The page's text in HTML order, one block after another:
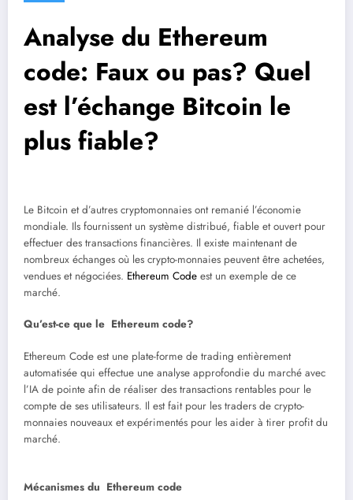
Analyse du Ethereum
code: Faux ou pas? Quel
est l’échange Bitcoin le
plus fiable?
Le Bitcoin et d’autres cryptomonnaies ont remanié l’économie
mondiale. Ils fournissent un système distribué, fiable et ouvert pour
effectuer des transactions financières. Il existe maintenant de
nombreux échanges où les crypto-monnaies peuvent être achetées,
vendues et négociées. Ethereum Code est un exemple de ce
marché.
Qu’est-ce que le Ethereum code?
Ethereum Code est une plate-forme de trading entièrement
automatisée qui effectue une analyse approfondie du marché avec
l’IA de pointe afin de réaliser des transactions rentables pour le
compte de ses utilisateurs. Il est fait pour les traders de crypto-
monnaies nouveaux et expérimentés pour les aider à tirer profit du
marché.
Mécanismes du Ethereum code